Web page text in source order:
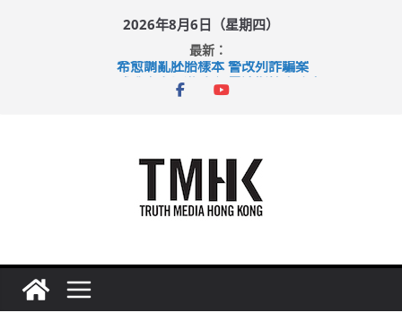
2026年8月6日（星期四）
最新：
希愈調亂胚胎樣本 警改列詐騙案
足球盛會次場激戰 祖雲達斯挫車路士